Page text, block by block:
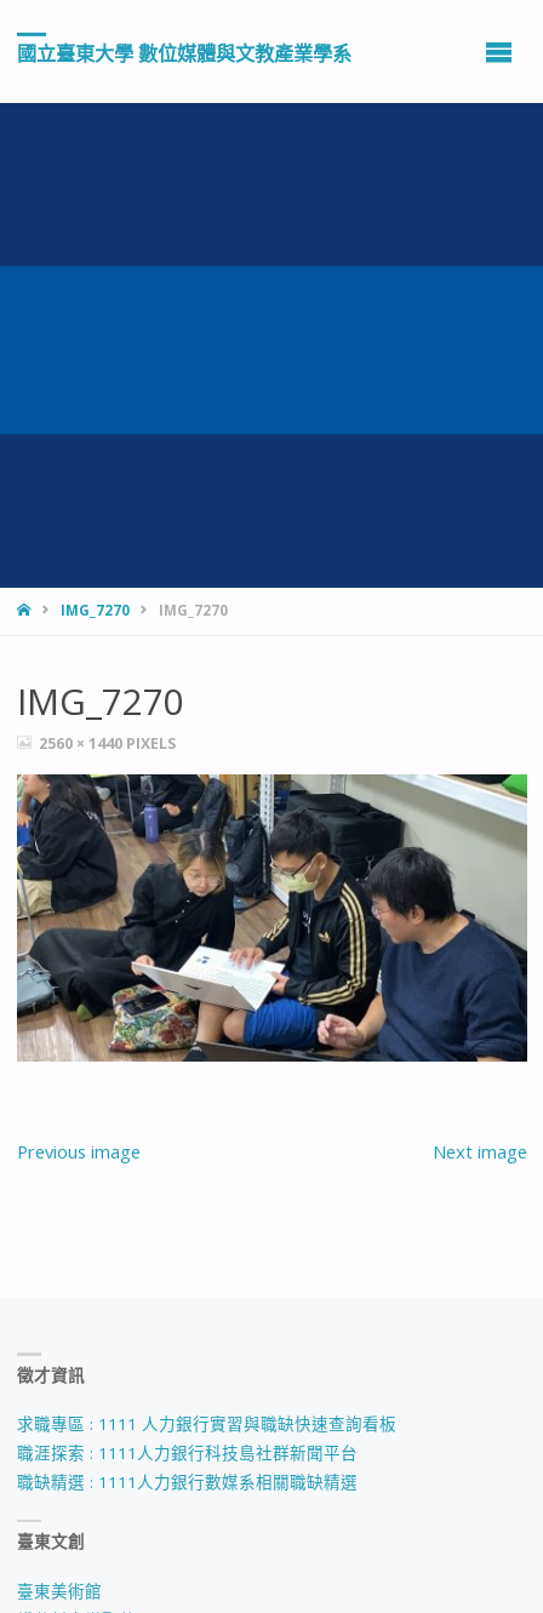
國立臺東大學 數位媒體與文教產業學系
HOMEIMG_7270 IMG_7270
IMG_7270
FULL2560 × 1440 PIXELS
Previous image Next image
徵才資訊
求職專區 : 1111 人力銀行實習與職缺快速查詢看板
職涯探索 : 1111人力銀行科技島社群新聞平台
職缺精選 : 1111人力銀行數媒系相關職缺精選
臺東文創
臺東美術館